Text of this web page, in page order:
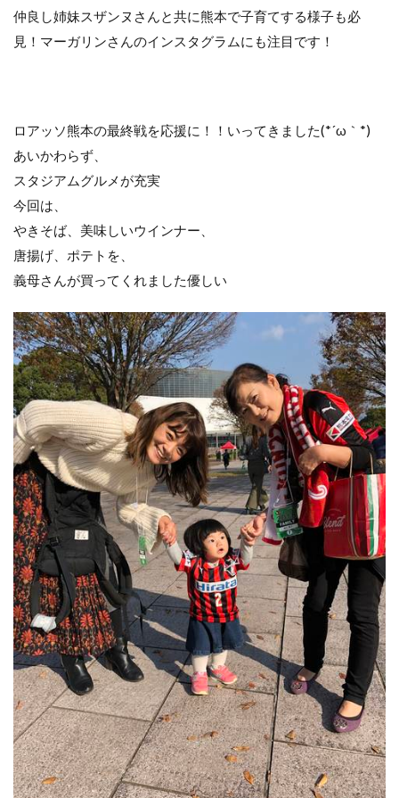
仲良し姉妹スザンヌさんと共に熊本で子育てする様子も必
見！マーガリンさんのインスタグラムにも注目です！
ロアッソ熊本の最終戦を応援に！！いってきました(*´ω｀*)
あいかわらず、
スタジアムグルメが充実
今回は、
やきそば、美味しいウインナー、
唐揚げ、ポテトを、
義母さんが買ってくれました優しい